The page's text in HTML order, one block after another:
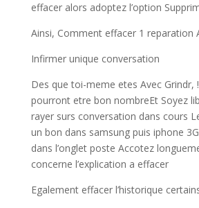
effacer alors adoptez l’option
Ainsi, Comment effacer 1 reparation
Infirmer unique conversation
Des que toi-meme etes Avec Grindr,
pourront etre bon nombreEt Soyez
rayer surs conversation dans cours
un bon dans samsung puis iphone
dans l’onglet poste Accotez
concerne l’explication a effacer
Egalement effacer l’historique